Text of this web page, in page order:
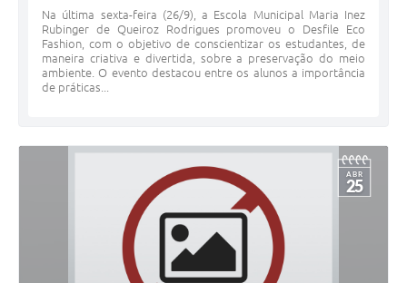
Na última sexta-feira (26/9), a Escola Municipal Maria Inez
Rubinger de Queiroz Rodrigues promoveu o Desfile Eco
Fashion, com o objetivo de conscientizar os estudantes, de
maneira criativa e divertida, sobre a preservação do meio
ambiente. O evento destacou entre os alunos a importância
de práticas...
ABR
25